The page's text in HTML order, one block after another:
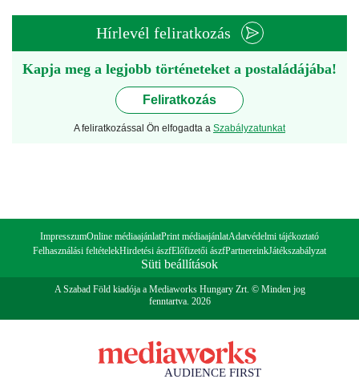
Hírlevél feliratkozás
Kapja meg a legjobb történeteket a postaládájába!
Feliratkozás
A feliratkozással Ön elfogadta a Szabályzatunkat
ImpresszumOnline médiaajánlatPrint médiaajánlatAdatvédelmi tájékoztató
Felhasználási feltételekHirdetési ászfElőfizetői ászfPartnereinkJátékszabályzat
Süti beállítások
A Szabad Föld kiadója a Mediaworks Hungary Zrt. © Minden jog
fenntartva. 2026